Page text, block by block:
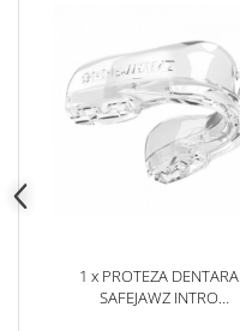
1 x PROTEZA DENTARA
SAFEJAWZ INTRO